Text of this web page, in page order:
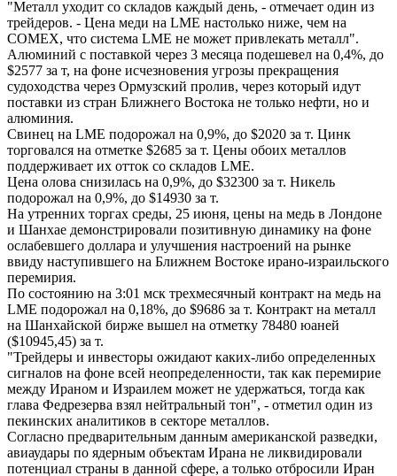
"Металл уходит со складов каждый день, - отмечает один из
трейдеров. - Цена меди на LME настолько ниже, чем на
COMEX, что система LME не может привлекать металл".
Алюминий с поставкой через 3 месяца подешевел на 0,4%, до
$2577 за т, на фоне исчезновения угрозы прекращения
судоходства через Ормузский пролив, через который идут
поставки из стран Ближнего Востока не только нефти, но и
алюминия.
Свинец на LME подорожал на 0,9%, до $2020 за т. Цинк
торговался на отметке $2685 за т. Цены обоих металлов
поддерживает их отток со складов LME.
Цена олова снизилась на 0,9%, до $32300 за т. Никель
подорожал на 0,9%, до $14930 за т.
На утренних торгах среды, 25 июня, цены на медь в Лондоне
и Шанхае демонстрировали позитивную динамику на фоне
ослабевшего доллара и улучшения настроений на рынке
ввиду наступившего на Ближнем Востоке ирано-израильского
перемирия.
По состоянию на 3:01 мск трехмесячный контракт на медь на
LME подорожал на 0,18%, до $9686 за т. Контракт на металл
на Шанхайской бирже вышел на отметку 78480 юаней
($10945,45) за т.
"Трейдеры и инвесторы ожидают каких-либо определенных
сигналов на фоне всей неопределенности, так как перемирие
между Ираном и Израилем может не удержаться, тогда как
глава Федрезерва взял нейтральный тон", - отметил один из
пекинских аналитиков в секторе металлов.
Согласно предварительным данным американской разведки,
авиаудары по ядерным объектам Ирана не ликвидировали
потенциал страны в данной сфере, а только отбросили Иран